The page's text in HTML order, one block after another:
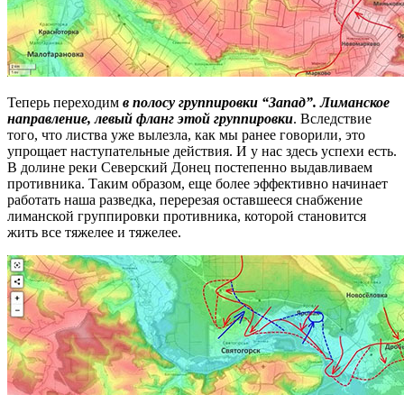
Теперь переходим в полосу группировки “Запад”. Лиманское
направление, левый фланг этой группировки. Вследствие
того, что листва уже вылезла, как мы ранее говорили, это
упрощает наступательные действия. И у нас здесь успехи есть.
В долине реки Северский Донец постепенно выдавливаем
противника. Таким образом, еще более эффективно начинает
работать наша разведка, перерезая оставшееся снабжение
лиманской группировки противника, которой становится
жить все тяжелее и тяжелее.